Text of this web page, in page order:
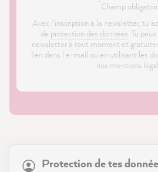
Champ
Avec l'inscription à la newsletter, tu
de protection des données. Tu
newsletter à tout moment et
lien dans l'e-mail ou en utilisant les
nos mentions
BoutiqueProtection de tes